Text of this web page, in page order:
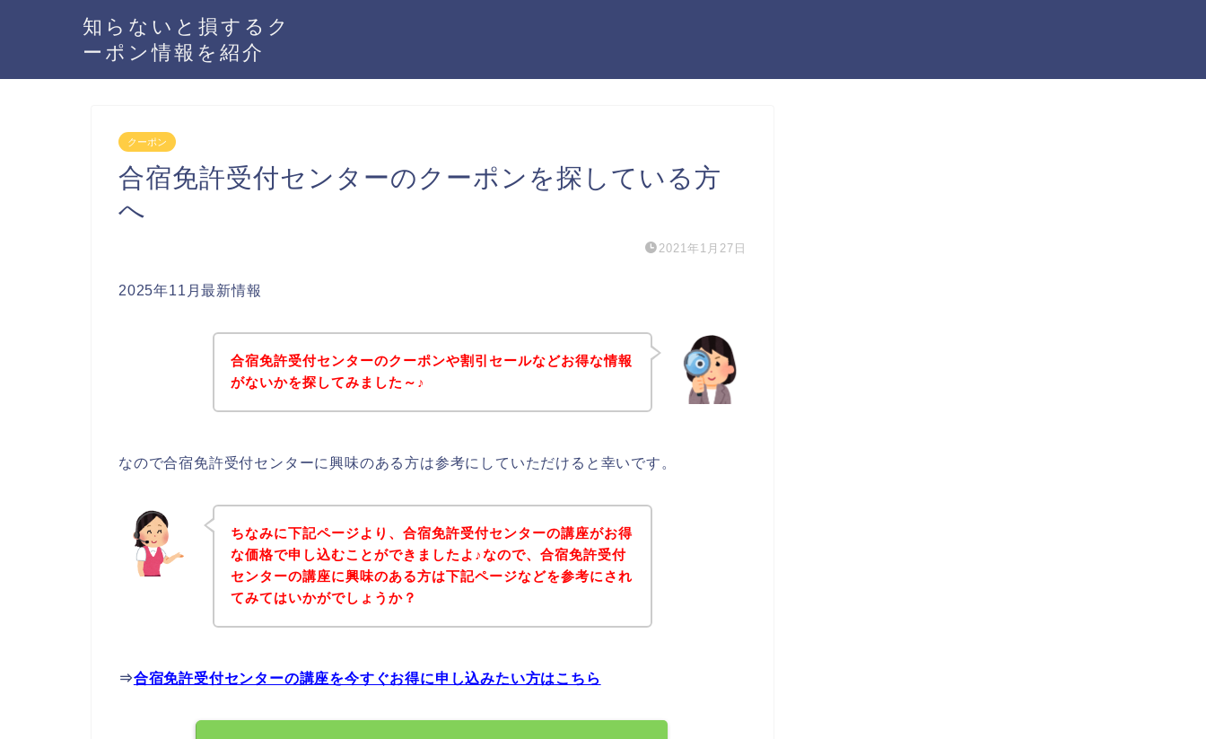
知らないと損するク
ーポン情報を紹介
クーポン
合宿免許受付センターのクーポンを探している方
へ
2021年1月27日
2025年11月最新情報
合宿免許受付センターのクーポンや割引セールなどお得な情報
がないかを探してみました～♪
なので合宿免許受付センターに興味のある方は参考にしていただけると幸いです。
ちなみに下記ページより、合宿免許受付センターの講座がお得
な価格で申し込むことができましたよ♪なので、合宿免許受付
センターの講座に興味のある方は下記ページなどを参考にされ
てみてはいかがでしょうか？
⇒合宿免許受付センターの講座を今すぐお得に申し込みたい方はこちら